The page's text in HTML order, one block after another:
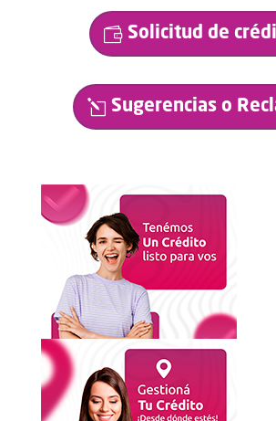
Solicitud de
Sugerencias o